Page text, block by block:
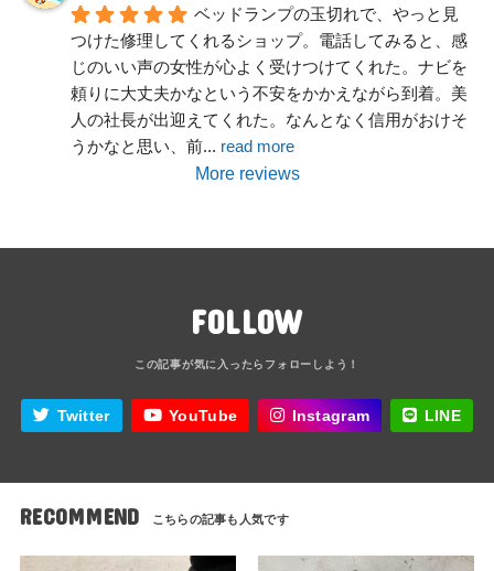
ベッドランプの玉切れで、やっと見
つけた修理してくれるショップ。電話してみると、感
じのいい声の女性が心よく受けつけてくれた。ナビを
頼りに大丈夫かなという不安をかかえながら到着。美
人の社長が出迎えてくれた。なんとなく信用がおけそ
うかなと思い、前... read more
More reviews
FOLLOW
Twitter YouTube Instagram LINE
RECOMMEND